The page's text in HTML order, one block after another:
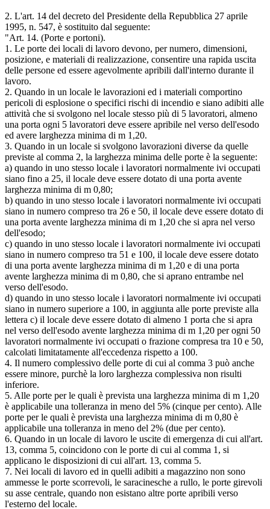
2. L'art. 14 del decreto del Presidente della Repubblica 27 aprile
1995, n. 547, è sostituito dal seguente:
"Art. 14. (Porte e portoni).
1. Le porte dei locali di lavoro devono, per numero, dimensioni,
posizione, e materiali di realizzazione, consentire una rapida uscita
delle persone ed essere agevolmente apribili dall'interno durante il
lavoro.
2. Quando in un locale le lavorazioni ed i materiali comportino
pericoli di esplosione o specifici rischi di incendio e siano adibiti alle
attività che si svolgono nel locale stesso più di 5 lavoratori, almeno
una porta ogni 5 lavoratori deve essere apribile nel verso dell'esodo
ed avere larghezza minima di m 1,20.
3. Quando in un locale si svolgono lavorazioni diverse da quelle
previste al comma 2, la larghezza minima delle porte è la seguente:
a) quando in uno stesso locale i lavoratori normalmente ivi occupati
siano fino a 25, il locale deve essere dotato di una porta avente
larghezza minima di m 0,80;
b) quando in uno stesso locale i lavoratori normalmente ivi occupati
siano in numero compreso tra 26 e 50, il locale deve essere dotato di
una porta avente larghezza minima di m 1,20 che si apra nel verso
dell'esodo;
c) quando in uno stesso locale i lavoratori normalmente ivi occupati
siano in numero compreso tra 51 e 100, il locale deve essere dotato
di una porta avente larghezza minima di m 1,20 e di una porta
avente larghezza minima di m 0,80, che si aprano entrambe nel
verso dell'esodo.
d) quando in uno stesso locale i lavoratori normalmente ivi occupati
siano in numero superiore a 100, in aggiunta alle porte previste alla
lettera c) il locale deve essere dotato di almeno 1 porta che si apra
nel verso dell'esodo avente larghezza minima di m 1,20 per ogni 50
lavoratori normalmente ivi occupati o frazione compresa tra 10 e 50,
calcolati limitatamente all'eccedenza rispetto a 100.
4. Il numero complessivo delle porte di cui al comma 3 può anche
essere minore, purchè la loro larghezza complessiva non risulti
inferiore.
5. Alle porte per le quali è prevista una larghezza minima di m 1,20
è applicabile una tolleranza in meno del 5% (cinque per cento). Alle
porte per le quali è prevista una larghezza minima di m 0,80 è
applicabile una tolleranza in meno del 2% (due per cento).
6. Quando in un locale di lavoro le uscite di emergenza di cui all'art.
13, comma 5, coincidono con le porte di cui al comma 1, si
applicano le disposizioni di cui all'art. 13, comma 5.
7. Nei locali di lavoro ed in quelli adibiti a magazzino non sono
ammesse le porte scorrevoli, le saracinesche a rullo, le porte girevoli
su asse centrale, quando non esistano altre porte apribili verso
l'esterno del locale.